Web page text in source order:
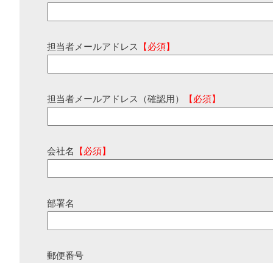
担当者メールアドレス 【必須】
担当者メールアドレス（確認用） 【必須】
会社名 【必須】
部署名
郵便番号